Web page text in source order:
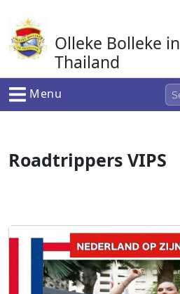
naar
de
inhoud
Olleke Bolleke in
Thailand
In Thailand
Menu
Roadtrippers VIPS